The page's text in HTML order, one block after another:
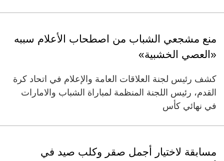
منع مشجعي الشباب من اصطحاب الأعلام سببه
«العصي الخشبية» ‏
كشف رئيس لجنة العلاقات العامة والإعلام في اتحاد كرة
القدم، رئيس اللجنة المنظمة لمباراة الشباب والامارات
في نهائي كأس
مسابقة لاختيار أجمل صقر وكلب صيد في